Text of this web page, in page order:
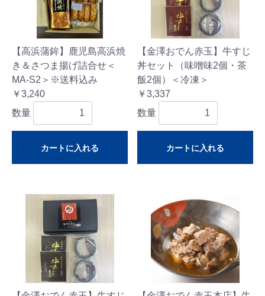
【高浜蒲鉾】鹿児島高浜焼
き＆さつま揚げ詰合せ＜
MA-S2＞※送料込み
￥3,240
数量
カートに入れる
【金澤おでん赤玉】牛すじ
丼セット（味噌味2個・茶
飯2個）＜冷凍＞
￥3,337
数量
カートに入れる